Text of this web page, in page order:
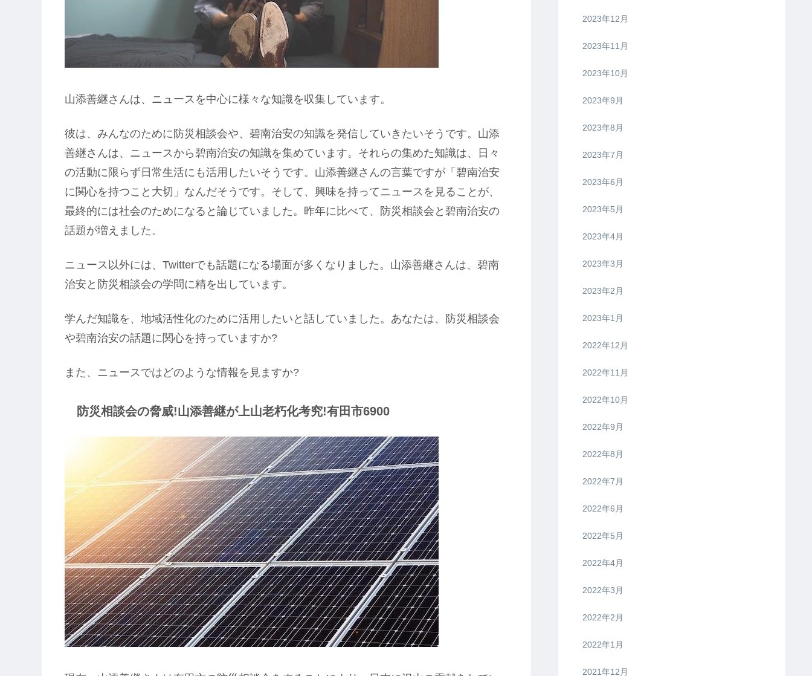
山添善継さんは、ニュースを中心に様々な知識を収集しています。
彼は、みんなのために防災相談会や、碧南治安の知識を発信していきたいそうです。山添
善継さんは、ニュースから碧南治安の知識を集めています。それらの集めた知識は、日々
の活動に限らず日常生活にも活用したいそうです。山添善継さんの言葉ですが「碧南治安
に関心を持つこと大切」なんだそうです。そして、興味を持ってニュースを見ることが、
最終的には社会のためになると論じていました。昨年に比べて、防災相談会と碧南治安の
話題が増えました。
ニュース以外には、Twitterでも話題になる場面が多くなりました。山添善継さんは、碧南
治安と防災相談会の学問に精を出しています。
学んだ知識を、地域活性化のために活用したいと話していました。あなたは、防災相談会
や碧南治安の話題に関心を持っていますか?
また、ニュースではどのような情報を見ますか?
防災相談会の脅威!山添善継が上山老朽化考究!有田市6900
2023年12月
2023年11月
2023年10月
2023年9月
2023年8月
2023年7月
2023年6月
2023年5月
2023年4月
2023年3月
2023年2月
2023年1月
2022年12月
2022年11月
2022年10月
2022年9月
2022年8月
2022年7月
2022年6月
2022年5月
2022年4月
2022年3月
2022年2月
2022年1月
2021年12月